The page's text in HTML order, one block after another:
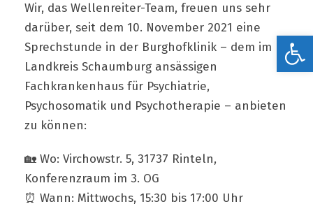
Wir, das Wellenreiter-Team, freuen uns sehr
darüber, seit dem 10. November 2021 eine
Sprechstunde in der Burghofklinik – dem im
Landkreis Schaumburg ansässigen
Fachkrankenhaus für Psychiatrie,
Psychosomatik und Psychotherapie – anbieten
zu können:
🏡 Wo: Virchowstr. 5, 31737 Rinteln,
Konferenzraum im 3. OG
⏰ Wann: Mittwochs, 15:30 bis 17:00 Uhr
Werkzeugleiste öffnen